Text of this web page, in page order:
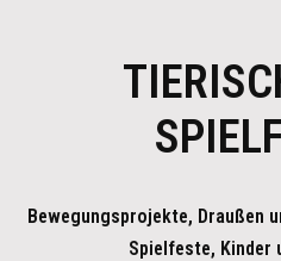
Bewegungsprojekte, Draußen
Spielfeste, Kinder